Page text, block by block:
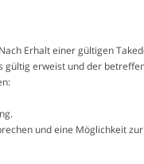
Erhalt einer gültigen
erweist und der
und eine Möglichkeit